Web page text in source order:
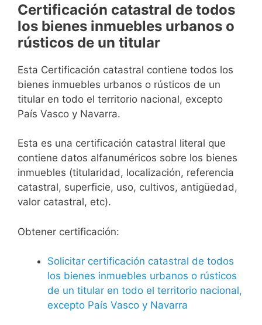
Certificación catastral de todos
los bienes inmuebles urbanos o
rústicos de un titular
Esta Certificación catastral contiene todos los
bienes inmuebles urbanos o rústicos de un
titular en todo el territorio nacional, excepto
País Vasco y Navarra.
Esta es una certificación catastral literal que
contiene datos alfanuméricos sobre los bienes
inmuebles (titularidad, localización, referencia
catastral, superficie, uso, cultivos, antigüedad,
valor catastral, etc).
Obtener certificación:
Solicitar certificación catastral de todos
los bienes inmuebles urbanos o rústicos
de un titular en todo el territorio nacional,
excepto País Vasco y Navarra